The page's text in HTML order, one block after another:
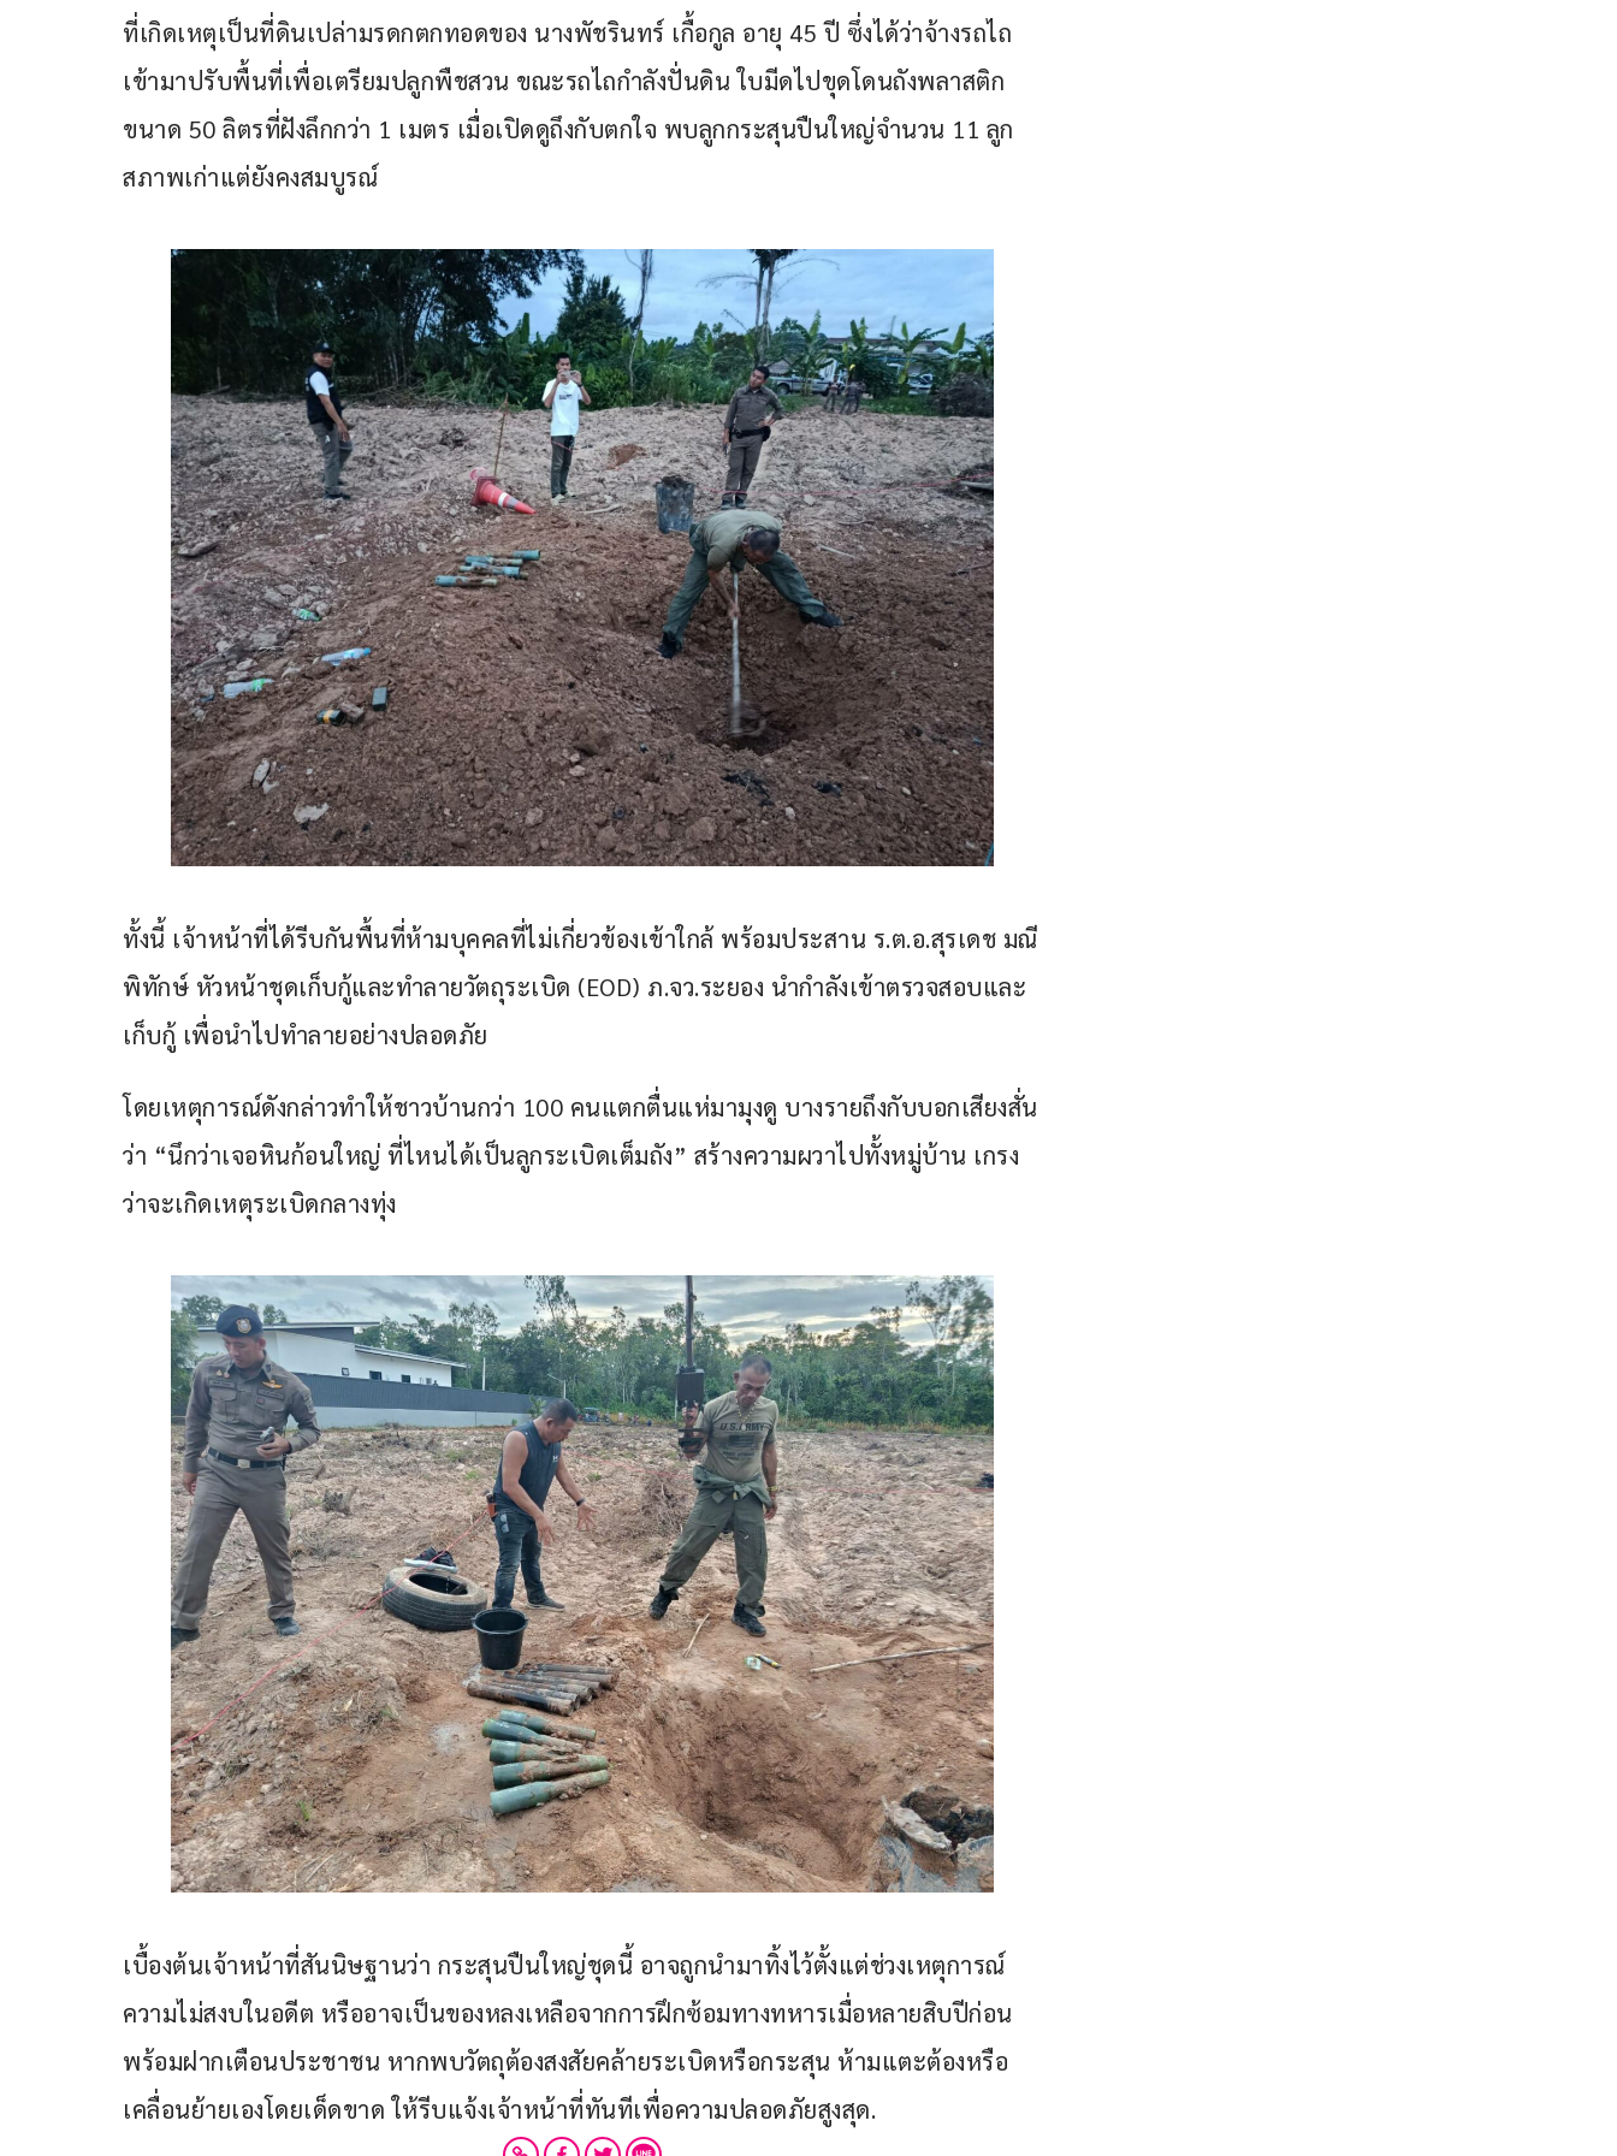
ที่เกิดเหตุเป็นที่ดินเปล่ามรดกตกทอดของ นางพัชรินทร์ เกื้อกูล อายุ 45 ปี ซึ่งได้ว่าจ้างรถไถ
เข้ามาปรับพื้นที่เพื่อเตรียมปลูกพืชสวน ขณะรถไถกำลังปั่นดิน ใบมีดไปขุดโดนถังพลาสติก
ขนาด 50 ลิตรที่ฝังลึกกว่า 1 เมตร เมื่อเปิดดูถึงกับตกใจ พบลูกกระสุนปืนใหญ่จำนวน 11 ลูก
สภาพเก่าแต่ยังคงสมบูรณ์
ทั้งนี้ เจ้าหน้าที่ได้รีบกันพื้นที่ห้ามบุคคลที่ไม่เกี่ยวข้องเข้าใกล้ พร้อมประสาน ร.ต.อ.สุรเดช มณี
พิทักษ์ หัวหน้าชุดเก็บกู้และทำลายวัตถุระเบิด (EOD) ภ.จว.ระยอง นำกำลังเข้าตรวจสอบและ
เก็บกู้ เพื่อนำไปทำลายอย่างปลอดภัย
โดยเหตุการณ์ดังกล่าวทำให้ชาวบ้านกว่า 100 คนแตกตื่นแห่มามุงดู บางรายถึงกับบอกเสียงสั่น
ว่า “นึกว่าเจอหินก้อนใหญ่ ที่ไหนได้เป็นลูกระเบิดเต็มถัง” สร้างความผวาไปทั้งหมู่บ้าน เกรง
ว่าจะเกิดเหตุระเบิดกลางทุ่ง
เบื้องต้นเจ้าหน้าที่สันนิษฐานว่า กระสุนปืนใหญ่ชุดนี้ อาจถูกนำมาทิ้งไว้ตั้งแต่ช่วงเหตุการณ์
ความไม่สงบในอดีต หรืออาจเป็นของหลงเหลือจากการฝึกซ้อมทางทหารเมื่อหลายสิบปีก่อน
พร้อมฝากเตือนประชาชน หากพบวัตถุต้องสงสัยคล้ายระเบิดหรือกระสุน ห้ามแตะต้องหรือ
เคลื่อนย้ายเองโดยเด็ดขาด ให้รีบแจ้งเจ้าหน้าที่ทันทีเพื่อความปลอดภัยสูงสุด.